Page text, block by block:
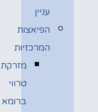
עניין
הפיאצות
המרכזיות
מזרקת
טרווי
ברומא